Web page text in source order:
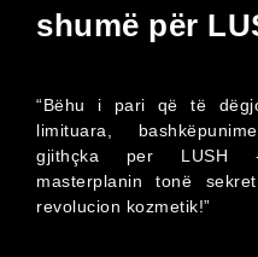
shumë për
“Bëhu i pari që të
limituara,
gjithçka per LUSH
masterplanin tonë
revolucion kozmetik!”